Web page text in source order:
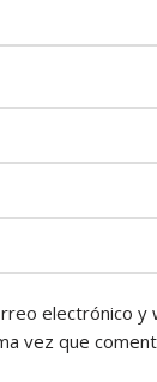
electrónico y
vez que